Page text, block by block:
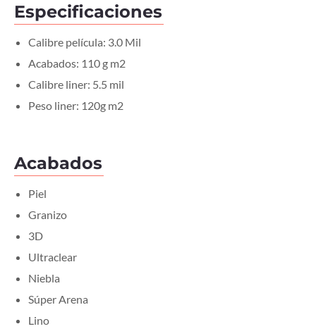
Especificaciones
Calibre película: 3.0 Mil
Acabados: 110 g m2
Calibre liner: 5.5 mil
Peso liner: 120g m2
Acabados
Piel
Granizo
3D
Ultraclear
Niebla
Súper Arena
Lino